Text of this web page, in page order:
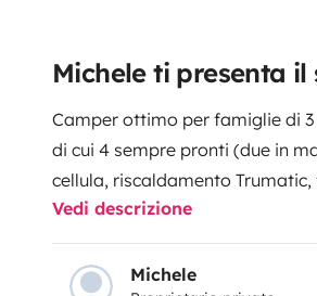
Michele ti presenta
Camper ottimo per famiglie di
di cui 4 sempre pronti (due in
cellula, riscaldamento
pensili per mettere tutto il
batterie per viaggi in libera.
vari, moka e tanto altro,
Vedi descrizione
Michele